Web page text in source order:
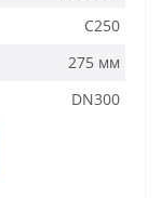
C250
275 мм
DN300